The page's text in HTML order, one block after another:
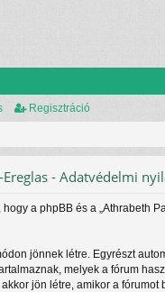
Regisztráció
- Adatvédelmi
a phpBB és a „Athrabeth
jönnek létre. Egyrészt
melyek a fórum
jön létre, amikor a